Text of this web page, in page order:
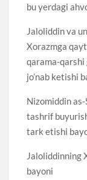
bu yerdagi
Jaloliddin va
Xorazmga
qarama-qarshi
jo’nab ketishi
Nizomiddin
tashrif
tark etishi
Jaloliddinning
bayoni